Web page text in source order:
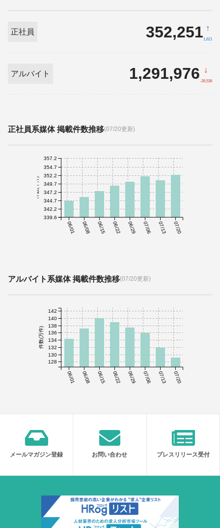
正社員 352,251 ↑
1,621
アルバイト 1,291,976 ↓
-26,536
正社員系媒体 掲載件数推移(07/20更新)
06/01 06/08 06/15 06/22 06/29 07/06 07/13 07/20
件数(千件)
339.6
342.2
344.7
347.2
349.7
352.2
354.7
357.2
アルバイト系媒体 掲載件数推移(07/20更新)
06/01 06/08 06/15 06/22 06/29 07/06 07/13 07/20
件数(万件)
128
130
132
134
136
138
140
142
メールマガジン登録 お問い合わせ プレスリリース受付